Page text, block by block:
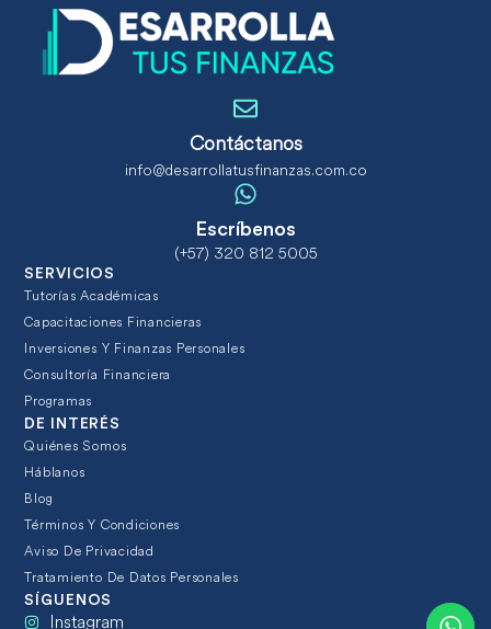
Contáctanos
info@desarrollatusfinanzas.com.co
Escríbenos
(+57) 320 812 5005
SERVICIOS
Tutorías Académicas
Capacitaciones Financieras
Inversiones Y Finanzas Personales
Consultoría Financiera
Programas
DE INTERÉS
Quiénes Somos
Háblanos
Blog
Términos Y Condiciones
Aviso De Privacidad
Tratamiento De Datos Personales
SÍGUENOS
Instagram